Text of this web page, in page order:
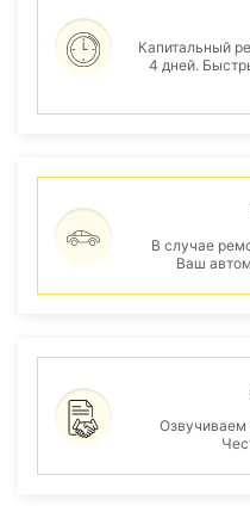
Капитальный
4 дней.
В случае
Ваш
Озвучиваем